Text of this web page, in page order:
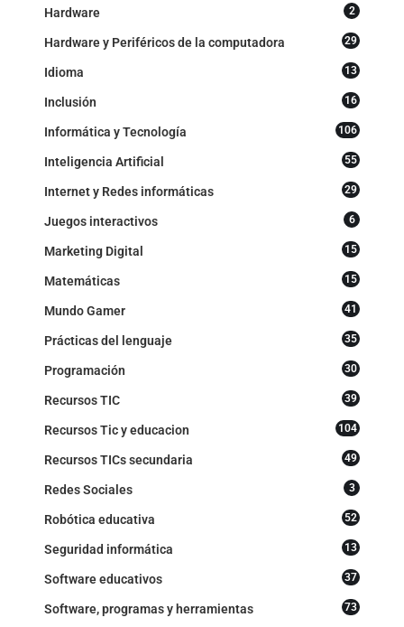
Hardware 2
Hardware y Periféricos de la computadora 29
Idioma 13
Inclusión 16
Informática y Tecnología 106
Inteligencia Artificial 55
Internet y Redes informáticas 29
Juegos interactivos 6
Marketing Digital 15
Matemáticas 15
Mundo Gamer 41
Prácticas del lenguaje 35
Programación 30
Recursos TIC 39
Recursos Tic y educacion 104
Recursos TICs secundaria 49
Redes Sociales 3
Robótica educativa 52
Seguridad informática 13
Software educativos 37
Software, programas y herramientas 73